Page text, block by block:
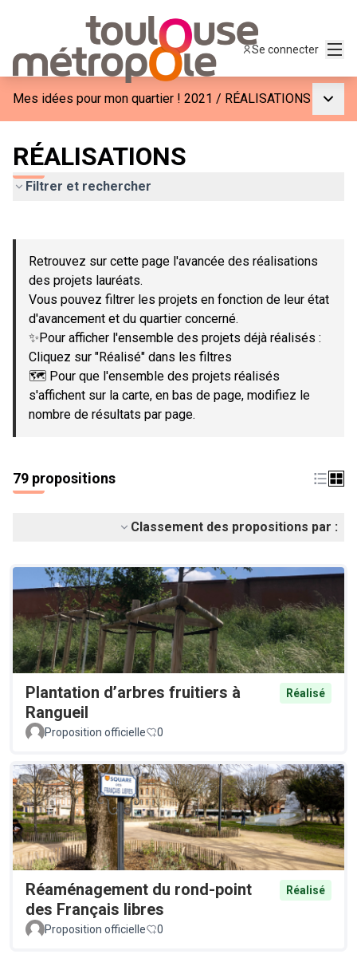
Se connecter
Mes idées pour mon quartier ! 2021 / RÉALISATIONS
RÉALISATIONS
Filtrer et rechercher
−
Retrouvez sur cette page l'avancée des réalisations
des projets lauréats.
Vous pouvez filtrer les projets en fonction de leur état
d'avancement et du quartier concerné.
✨Pour afficher l'ensemble des projets déjà réalisés :
Cliquez sur "Réalisé" dans les filtres
🗺️ Pour que l'ensemble des projets réalisés
s'affichent sur la carte, en bas de page, modifiez le
nombre de résultats par page.
79 propositions
Classement des propositions par :
Plantation d’arbres fruitiers à
Rangueil
Réalisé
Proposition officielle 0
Réaménagement du rond-point
des Français libres
Réalisé
Proposition officielle 0